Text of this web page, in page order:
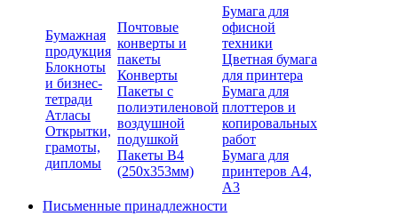
Бумажная
продукция
Блокноты
и бизнес-
тетради
Атласы
Открытки,
грамоты,
дипломы
Почтовые
конверты и
пакеты
Конверты
Пакеты с
полиэтиленовой
воздушной
подушкой
Пакеты В4
(250х353мм)
Бумага для
офисной
техники
Цветная бумага
для принтера
Бумага для
плоттеров и
копировальных
работ
Бумага для
принтеров А4,
А3
Письменные принадлежности